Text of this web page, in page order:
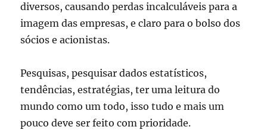
diversos, causando perdas incalculáveis para a
imagem das empresas, e claro para o bolso dos
sócios e acionistas.
Pesquisas, pesquisar dados estatísticos,
tendências, estratégias, ter uma leitura do
mundo como um todo, isso tudo e mais um
pouco deve ser feito com prioridade.